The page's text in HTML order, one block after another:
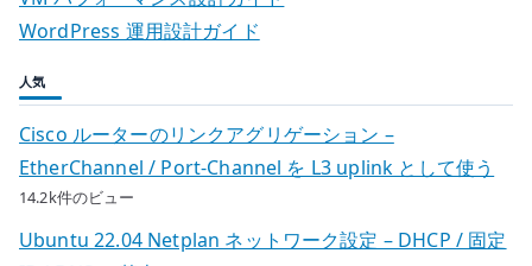
WordPress 運用設計ガイド
人気
Cisco ルーターのリンクアグリゲーション –
EtherChannel / Port-Channel を L3 uplink として使う
14.2k件のビュー
Ubuntu 22.04 Netplan ネットワーク設定 – DHCP / 固定